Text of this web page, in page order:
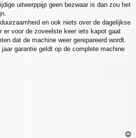
uitwerppijp geen bezwaar is dan zou het
en ook niets over de dagelijkse
er voor de zoveelste keer iets kapot gaat
dat de machine weer gerepareerd wordt.
jaar garantie geldt op de complete machine